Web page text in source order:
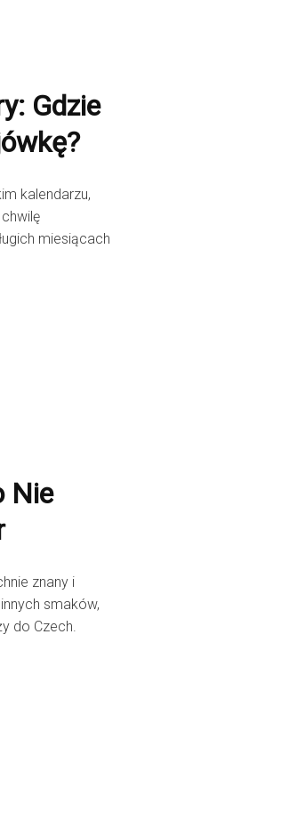
Gdzie
kalendarzu,
miesiącach
Nie
znany i
smaków,
do Czech.